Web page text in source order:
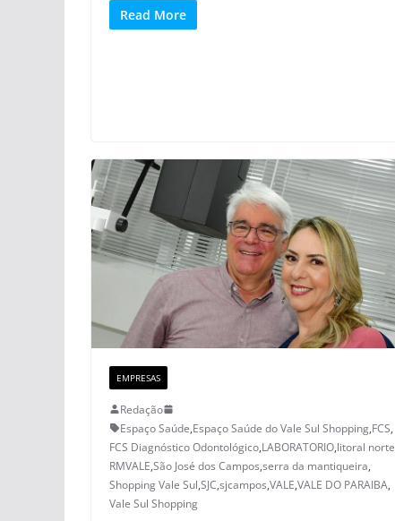
Read More
EMPRESAS
Redação
Espaço Saúde,Espaço Saúde do Vale Sul Shopping,FCS,
FCS Diagnóstico Odontológico,LABORATORIO,litoral norte
RMVALE,São José dos Campos,serra da mantiqueira,
Shopping Vale Sul,SJC,sjcampos,VALE,VALE DO PARAIBA,
Vale Sul Shopping